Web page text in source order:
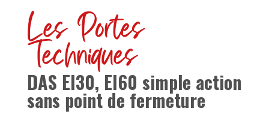
Les Portes
Techniques
DAS EI30, EI60 simple action
sans point de fermeture